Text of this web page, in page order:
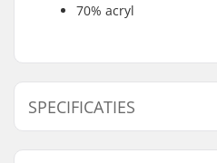
70% acryl
SPECIFICATIES
Geslacht: